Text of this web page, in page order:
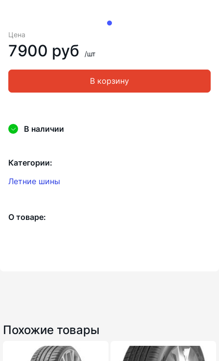
Цена
7900 руб /шт
В корзину
Категории:
Летние шины
О товаре:
В наличии
Похожие товары